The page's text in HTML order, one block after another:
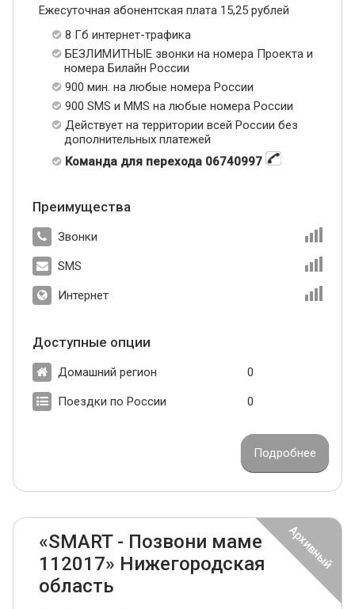
Ежесуточная абонентская плата 15,25 рублей
8 Гб интернет-трафика
БЕЗЛИМИТНЫЕ звонки на номера Проекта и
номера Билайн России
900 мин. на любые номера России
900 SMS и MMS на любые номера России
Действует на территории всей России без
дополнительных платежей
Команда для перехода 06740997
Преимущества
Звонки
SMS
Интернет
Доступные опции
Домашний регион 0
Поездки по России 0
Подробнее
«SMART - Позвони маме
112017» Нижегородская
область